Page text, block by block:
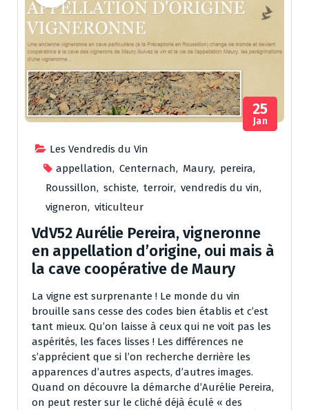
Les Vendredis du Vin
appellation, Centernach, Maury, pereira,
Roussillon, schiste, terroir, vendredis du vin,
vigneron, viticulteur
25
Jan
VdV52 Aurélie Pereira, vigneronne
en appellation d’origine, oui mais à
la cave coopérative de Maury
La vigne est surprenante ! Le monde du vin
brouille sans cesse des codes bien établis et c’est
tant mieux. Qu’on laisse à ceux qui ne voit pas les
aspérités, les faces lisses ! Les différences ne
s’apprécient que si l’on recherche derrière les
apparences d’autres aspects, d’autres images.
Quand on découvre la démarche d’Aurélie Pereira,
on peut rester sur le cliché déjà éculé « des